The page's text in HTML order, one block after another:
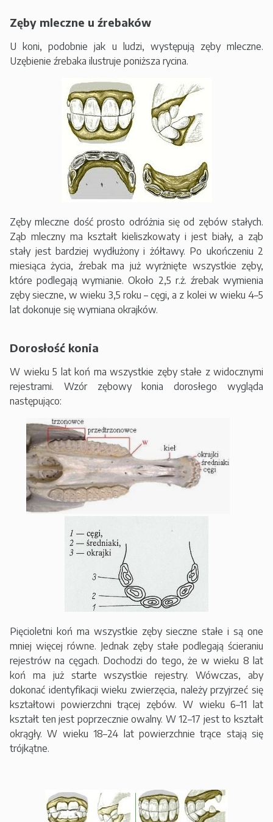
Zęby mleczne u źrebaków
U koni, podobnie jak u ludzi, występują zęby mleczne.
Uzębienie źrebaka ilustruje poniższa rycina.
Zęby mleczne dość prosto odróżnia się od zębów stałych.
Ząb mleczny ma kształt kieliszkowaty i jest biały, a ząb
stały jest bardziej wydłużony i żółtawy. Po ukończeniu 2
miesiąca życia, źrebak ma już wyrżnięte wszystkie zęby,
które podlegają wymianie. Około 2,5 r.ż. źrebak wymienia
zęby sieczne, w wieku 3,5 roku – cęgi, a z kolei w wieku 4–5
lat dokonuje się wymiana okrajków.
Dorosłość konia
W wieku 5 lat koń ma wszystkie zęby stałe z widocznymi
rejestrami. Wzór zębowy konia dorosłego wygląda
następująco:
Pięcioletni koń ma wszystkie zęby sieczne stałe i są one
mniej więcej równe. Jednak zęby stałe podlegają ścieraniu
rejestrów na cęgach. Dochodzi do tego, że w wieku 8 lat
koń ma już starte wszystkie rejestry. Wówczas, aby
dokonać identyfikacji wieku zwierzęcia, należy przyjrzeć się
kształtowi powierzchni trącej zębów. W wieku 6–11 lat
kształt ten jest poprzecznie owalny. W 12–17 jest to kształt
okrągły. W wieku 18–24 lat powierzchnie trące stają się
trójkątne.